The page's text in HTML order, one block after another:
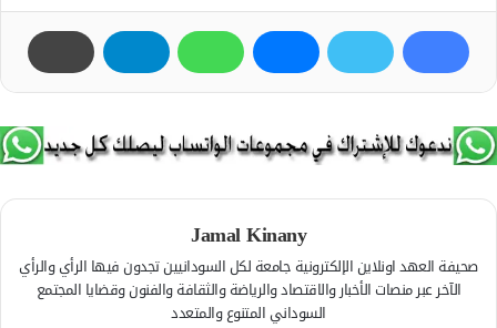
Jamal Kinany
صحيفة العهد اونلاين الإلكترونية جامعة لكل السودانيين تجدون فيها الرأي والرأي
الآخر عبر منصات الأخبار والاقتصاد والرياضة والثقافة والفنون وقضايا المجتمع
السوداني المتنوع والمتعدد